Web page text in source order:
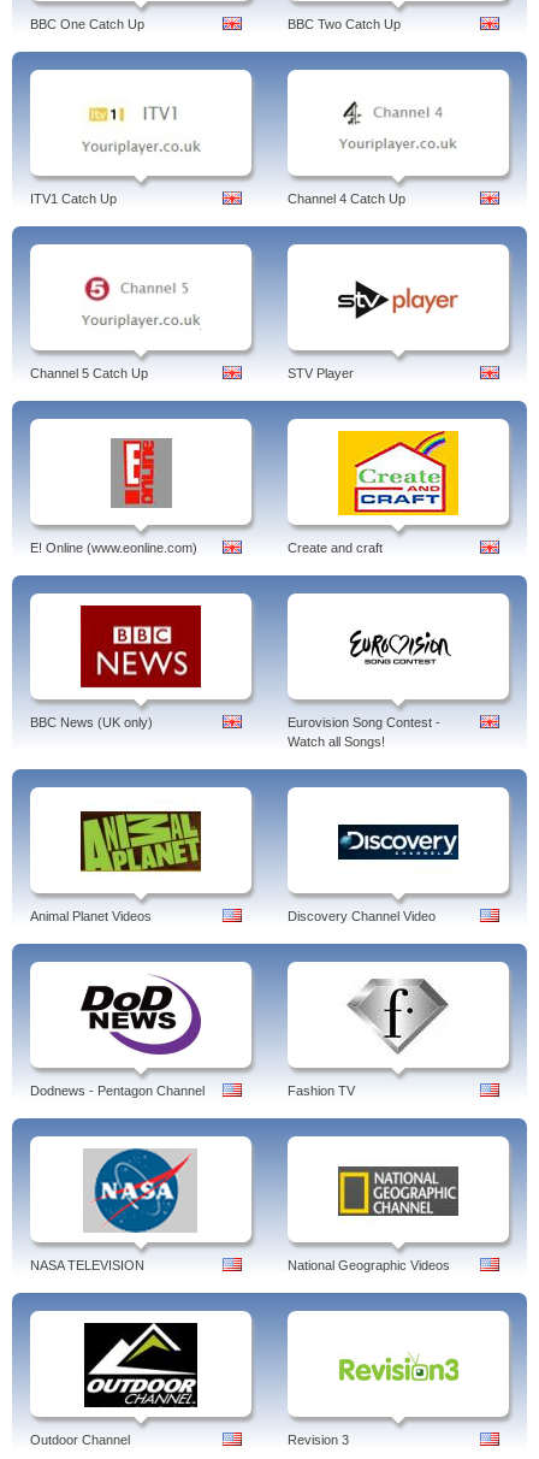
BBC One Catch Up BBC Two Catch Up
ITV1 Catch Up Channel 4 Catch Up
Channel 5 Catch Up STV Player
E! Online (www.eonline.com) Create and craft
BBC News (UK only)
Eurovision Song Contest -
Watch all Songs!
Animal Planet Videos Discovery Channel Video
Dodnews - Pentagon Channel Fashion TV
NASA TELEVISION National Geographic Videos
Outdoor Channel Revision 3